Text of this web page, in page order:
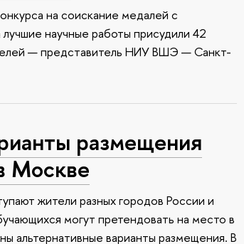
на соискание медалей с
научные работы присудили 42
— представитель НИУ ВШЭ — Санкт-
размещения
Москве
жители разных городов России и
могут претендовать на место в
альтернативные варианты размещения. В